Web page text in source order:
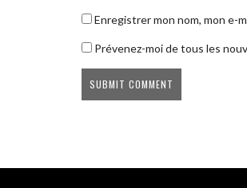
Enregistrer mon nom, mon e-
Prévenez-moi de tous les